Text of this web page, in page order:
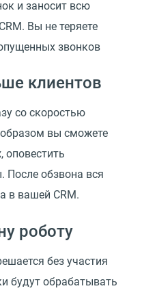
и заносит всю
Вы не теряете
звонков
клиентов
со скоростью
вы сможете
оповестить
После обзвона вся
в вашей CRM.
роботу
без участия
будут обрабатывать